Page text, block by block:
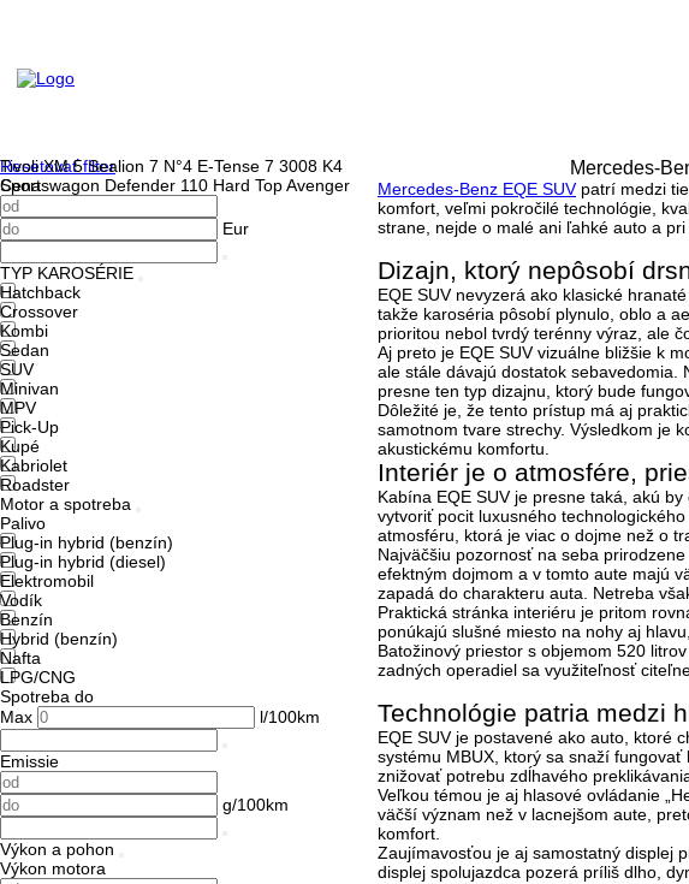
Resetovať filter
Cena
Eur
TYP KAROSÉRIE
Hatchback
Crossover
Kombi
Sedan
SUV
Minivan
MPV
Pick-Up
Kupé
Kabriolet
Roadster
Motor a spotreba
Palivo
Plug-in hybrid (benzín)
Plug-in hybrid (diesel)
Elektromobil
Vodík
Benzín
Hybrid (benzín)
Nafta
LPG/CNG
Spotreba do
Max
l/100km
Emissie
g/100km
Výkon a pohon
Výkon motora
Tivoli XM 5 Sealion 7 N°4 E-Tense 7 3008 K4
Sportswagon Defender 110 Hard TopAvenger
Mercedes-
Mercedes-Benz EQE SUVpatrí medzi tie
komfort, veľmi pokročilé technológie,
strane, nejde o malé ani ľahké auto a
Dizajn, ktorý nepôsobí
EQE SUV nevyzerá ako klasické
takže karoséria pôsobí plynulo, oblo a
prioritou nebol tvrdý terénny výraz, ale
Aj preto je EQE SUV vizuálne bližšie k
ale stále dávajú dostatok sebavedomia.
presne ten typ dizajnu, ktorý bude
Dôležité je, že tento prístup má aj
samotnom tvare strechy. Výsledkom je
akustickému komfortu.
Interiér je o atmosfére,
Kabína EQE SUV je presne taká, akú
vytvoriť pocit luxusného technologického
atmosféru, ktorá je viac o dojme než o
Najväčšiu pozornosť na seba
efektným dojmom a v tomto aute majú
zapadá do charakteru auta. Netreba
Praktická stránka interiéru je pritom
ponúkajú slušné miesto na nohy aj
Batožinový priestor s objemom 520 litrov
zadných operadiel sa využiteľnosť
Technológie patria medzi
EQE SUV je postavené ako auto, ktoré
systému MBUX, ktorý sa snaží
znižovať potrebu zdĺhavého
Veľkou témou je aj hlasové ovládanie
väčší význam než v lacnejšom aute,
komfort.
Zaujímavosťou je aj samostatný displej
displej spolujazdca pozerá príliš dlho,